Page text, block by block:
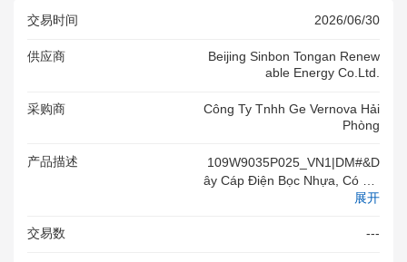
交易时间 2026/06/30
供应商
Beijing Sinbon Tongan Renew
Able Energy Co.ltd.
采购商
Công Ty Tnhh Ge Vernova Hải
Phòng
产品描述
109W9035P025_VN1|DM#&D
Ây Cáp Điện Bọc Nhựa, Có Gắ
N Đầu Nối, ĐA 600V, ĐK Lõi 1
M, Dùng Kết Nối Trong Tủ Điề
展开
交易数 ---